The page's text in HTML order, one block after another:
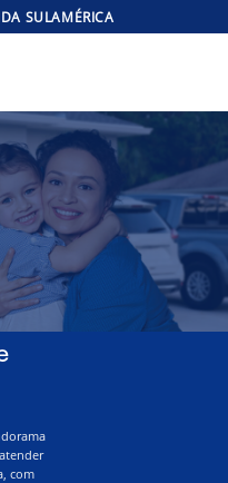
SULAMÉRICA
com